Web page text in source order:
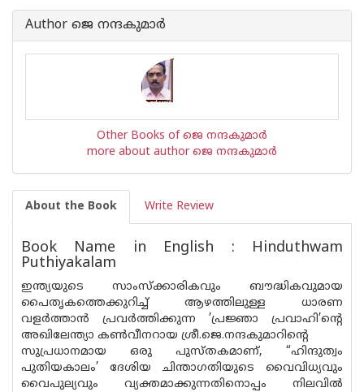
Author ജെ നന്ദകുമാര്‍
Other Books of ജെ നന്ദകുമാര്‍
more about author ജെ നന്ദകുമാര്‍
About the Book Write Review
Book Name in English : Hinduthwam
Puthiyakalam
ഇന്ത്യയുടെ സാംസ്ക്കാരികവും ബൗദ്ധികവുമായ
പൈതൃകത്തെക്കുറിച്ച് ആഴത്തിലുള്ള ധാരണ
വളർത്താൻ പ്രവർത്തിക്കുന്ന ’പ്രജ്ഞാ പ്രവാഹി’ൻ്റെ
അഖിലേന്ത്യാ കൺവീനറായ ശ്രീ.ജെ.നന്ദകുമാറിൻ്റെ
സുപ്രധാനമായ ഒരു പുസ്തകമാണ്, “ഹിന്ദുത്വം
പുതിയകാലം’ ദേശിയ ചിന്താഗതിയുടെ വൈവിധ്യവും
വൈപുല്യവും വ്യക്തമാക്കുന്നതിനൊപ്പം നിലവിൽ